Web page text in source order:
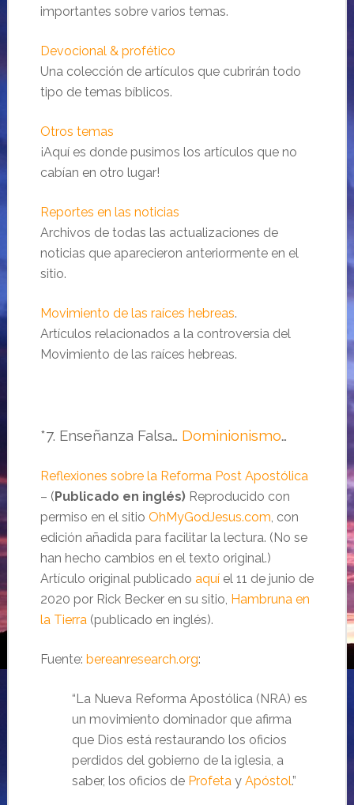
importantes sobre varios temas.
Devocional & profético
Una colección de artículos que cubrirán todo
tipo de temas bíblicos.
Otros temas
¡Aquí es donde pusimos los artículos que no
cabían en otro lugar!
Reportes en las noticias
Archivos de todas las actualizaciones de
noticias que aparecieron anteriormente en el
sitio.
Movimiento de las raíces hebreas.
Artículos relacionados a la controversia del
Movimiento de las raíces hebreas.
*7. Enseñanza Falsa… Dominionismo…
Reflexiones sobre la Reforma Post Apostólica
– ( Publicado en inglés) Reproducido con
permiso en el sitio OhMyGodJesus.com, con
edición añadida para facilitar la lectura. (No se
han hecho cambios en el texto original.)
Artículo original publicado aquíel 11 de junio de
2020 por Rick Becker en su sitio, Hambruna en
la Tierra(publicado en inglés).
Fuente: bereanresearch.org:
“La Nueva Reforma Apostólica (NRA) es
un movimiento dominador que afirma
que Dios está restaurando los oficios
perdidos del gobierno de la iglesia, a
saber, los oficios de Profetay Apóstol.”